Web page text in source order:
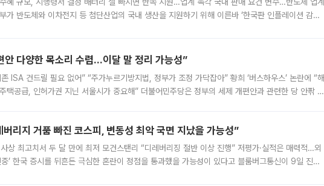
가 반도체와 이차전지 등 첨단산업의 국내 생산을 지원하기 위해 이른바 ‘한국판 인플레이션 감축
안 다양한 목소리 수렴…이달 말 정리 가능성”
ISA 건드릴 필요 없어” “주가누르기방지법, 정부가 조정 가닥잡아” 황희 ‘버스하우스’ 논란에 “해
택공급, 인허가권 지닌 서울시가 중요해” 더불어민주당은 정부의 세제 개편안과 관련한 당 안팎 의
버리지 거품 빠진 코스피, 변동성 최악 국면 지났을 가능성”
상 최고치서 두 달 만에 최저 모건스탠리 “디레버리징 절반 이상 진행” 저평가·실적은 매력적…외
중’ 한국 증시를 뒤흔든 극심한 혼란이 정점을 통과했을 가능성이 있다고 블룸버그통신이 9일 진단